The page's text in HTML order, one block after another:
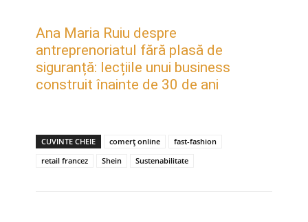
Ana Maria Ruiu despre
antreprenoriatul fără plasă de
siguranță: lecțiile unui business
construit înainte de 30 de ani
CUVINTE CHEIE comerț online
fast-fashion
retail francez
Shein Sustenabilitate